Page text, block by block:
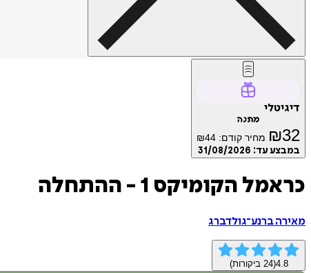
דיגיטלי
מתנה
₪32 מחיר קודם: ₪44
במבצע עד: 31/08/2026
כראמל הקומיקס 1 - ההתחלה
מאירה ברנע־גולדברג
4.8
(
24 ביקורות)